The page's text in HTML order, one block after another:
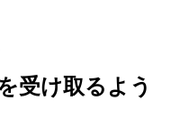
受け取るよう